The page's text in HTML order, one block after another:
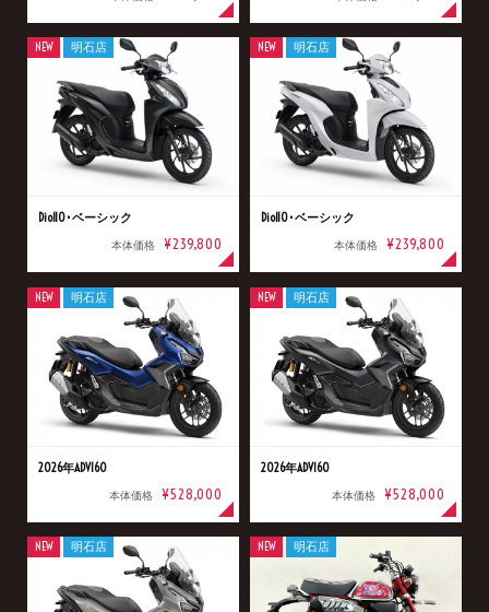
Dio110･ベーシック
本体価格 ¥239,800
NEW 明石店
Dio110･ベーシック
本体価格 ¥239,800
NEW 明石店
2026年ADV160
本体価格 ¥528,000
NEW 明石店
2026年ADV160
本体価格 ¥528,000
NEW 明石店
NEW 明石店 NEW 明石店